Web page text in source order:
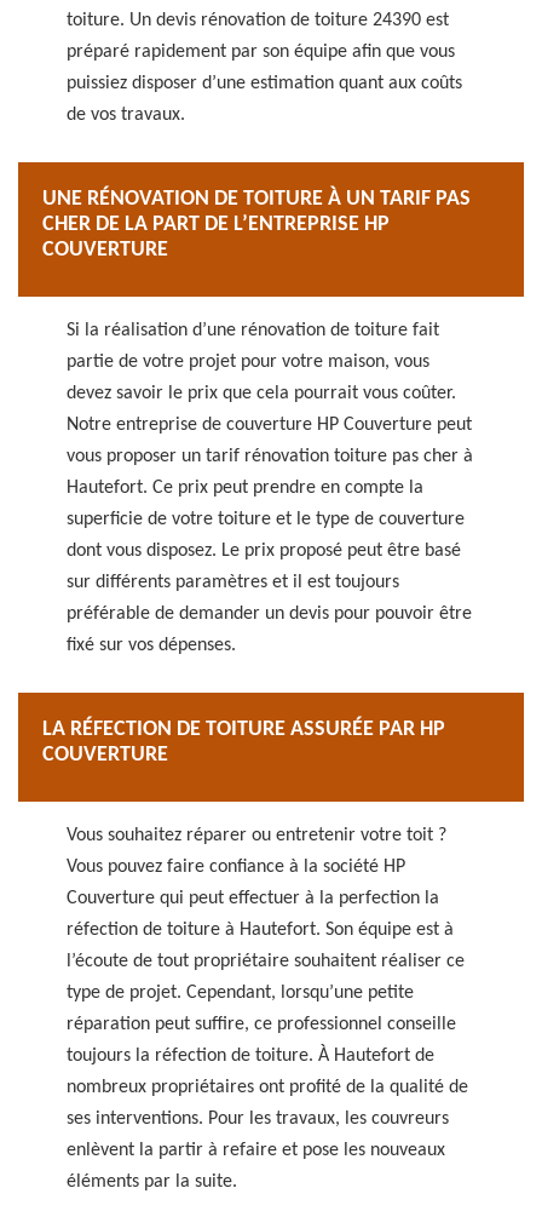
toiture. Un devis rénovation de toiture 24390 est
préparé rapidement par son équipe afin que vous
puissiez disposer d’une estimation quant aux coûts
de vos travaux.
UNE RÉNOVATION DE TOITURE À UN TARIF PAS
CHER DE LA PART DE L’ENTREPRISE HP
COUVERTURE
Si la réalisation d’une rénovation de toiture fait
partie de votre projet pour votre maison, vous
devez savoir le prix que cela pourrait vous coûter.
Notre entreprise de couverture HP Couverture peut
vous proposer un tarif rénovation toiture pas cher à
Hautefort. Ce prix peut prendre en compte la
superficie de votre toiture et le type de couverture
dont vous disposez. Le prix proposé peut être basé
sur différents paramètres et il est toujours
préférable de demander un devis pour pouvoir être
fixé sur vos dépenses.
LA RÉFECTION DE TOITURE ASSURÉE PAR HP
COUVERTURE
Vous souhaitez réparer ou entretenir votre toit ?
Vous pouvez faire confiance à la société HP
Couverture qui peut effectuer à la perfection la
réfection de toiture à Hautefort. Son équipe est à
l’écoute de tout propriétaire souhaitent réaliser ce
type de projet. Cependant, lorsqu’une petite
réparation peut suffire, ce professionnel conseille
toujours la réfection de toiture. À Hautefort de
nombreux propriétaires ont profité de la qualité de
ses interventions. Pour les travaux, les couvreurs
enlèvent la partir à refaire et pose les nouveaux
éléments par la suite.